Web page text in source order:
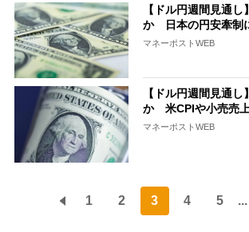
【ドル円週間見通
か 日本の円安牽制
マネーポストWEB
【ドル円週間見通
か 米CPIや小売売
マネーポストWEB
1 2 3 4 5 ...